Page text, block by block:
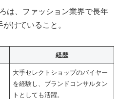
は、ファッション業界で長年
けていること。
経歴
大手セレクトショップのバイヤー
を経験し、ブランドコンサルタン
トとしても活躍。